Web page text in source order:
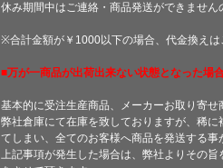
休み期間中はご連絡・商品発送ができませ
※合計金額が￥1000以下の場合、代金換えは
■万が一商品が出荷出来ない状態となった場
基本的に受注生産商品、メーカーお取り寄せ
弊社倉庫にて在庫を致しておりますが、稀
てしまい、全てのお客様へ商品を発送する事
上記事項が発生した場合は、弊社よりその